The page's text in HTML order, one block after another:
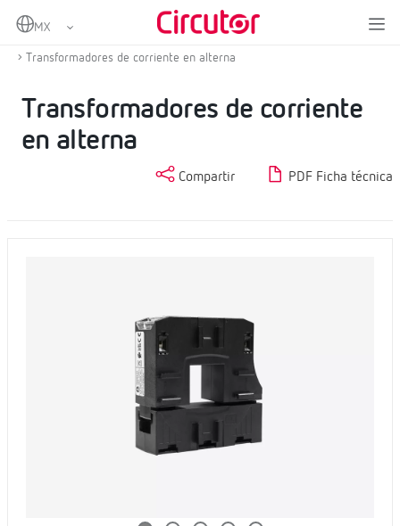
Home
Medida y control
Transformadores de corriente en alterna
Transformadores de corriente
en alterna
Compartir PDF Ficha técnica